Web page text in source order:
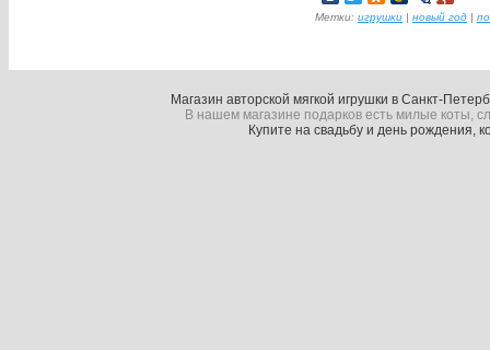
Метки: игрушки | новый год |
Магазин авторской мягкой игрушки в Санкт-
В нашем магазине подарков есть милые коты,
Купите на свадьбу и день рождения,